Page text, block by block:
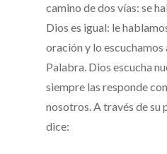
camino de dos vías: se
Dios es igual: le
oración y lo escuchamos
Palabra. Dios escucha
siempre las responde
nosotros. A través de su
dice: